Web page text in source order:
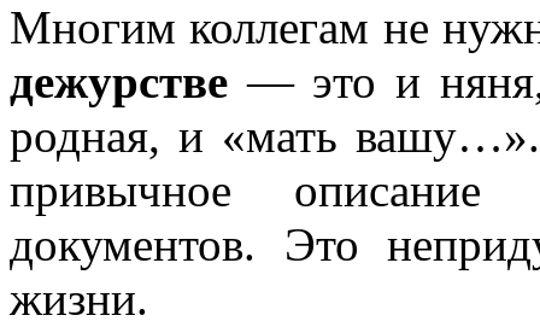
Многим коллегам не
дежурстве — это и
родная, и «мать
привычное описание
документов. Это
жизни.